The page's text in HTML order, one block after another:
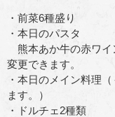
・前菜6種盛り
・本日のパスタ
熊本あか牛の赤ワイ
変更できます。
・本日のメイン料理
ます。）
・ドルチェ2種類